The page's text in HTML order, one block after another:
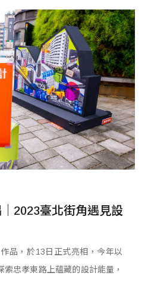
2023臺北街角遇見設
品，於13日正式亮相，今年以
索忠孝東路上蘊藏的設計能量，